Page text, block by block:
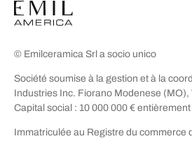
© Emilceramica Srl a socio unico
Société soumise à la gestion et à la
Industries Inc. Fiorano Modenese (MO),
Capital social : 10 000 000 €
Immatriculée au Registre du commerce